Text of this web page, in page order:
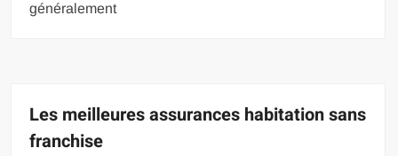
généralement
Les meilleures assurances habitation sans
franchise